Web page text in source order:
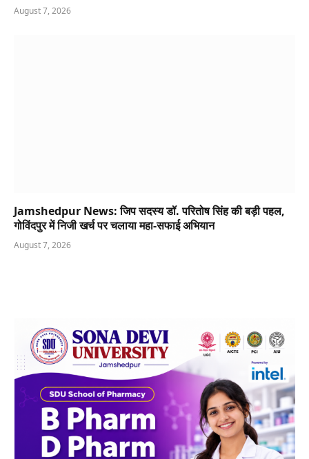
August 7, 2026
Jamshedpur News: जिप सदस्य डॉ. परितोष सिंह की बड़ी पहल,
गोविंदपुर में निजी खर्च पर चलाया महा-सफाई अभियान
August 7, 2026